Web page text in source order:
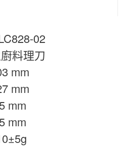
02
料理刀
mm
mm
mm
mm